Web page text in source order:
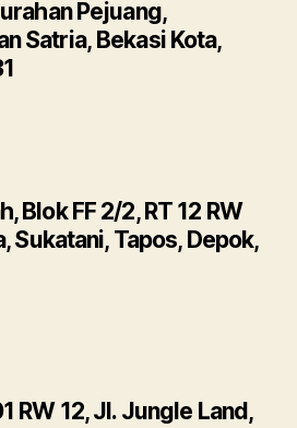
Pejuang,
Satria, Bekasi Kota,
Blok FF 2/2, RT 12 RW
Sukatani, Tapos, Depok,
RW 12, Jl. Jungle Land,